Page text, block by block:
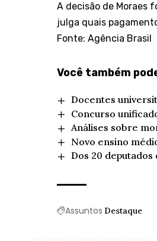
A decisão de Moraes
julga quais
Fonte: Agência Brasil
Você também
Docentes
Concurso
Análises sobre
Novo ensino
Dos 20
Assuntos Destaque